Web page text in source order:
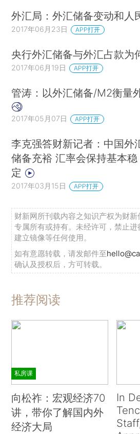
外汇局：外汇储备变动和人
2017年06月23日 APP打开
央行外汇储备与外汇占款为
2017年06月19日 APP打开
管涛：以外汇储备/M2衡量
2017年05月07日 APP打开
李克强答财新记者：中国外
储备充裕 汇率会保持基本稳
定
2017年03月15日 APP打开
财新网所刊载内容之知识产权为财新
专属所有或持有。未经许可，禁止进
建立镜像等任何使用。
如有意愿转载，请发邮件至
确认及授权后，方可转载。
推荐阅读
私房课
向松祚：宏观经济70
讲，带你了解国内外
经济大局
In